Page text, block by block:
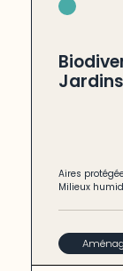
Aires
Milieux